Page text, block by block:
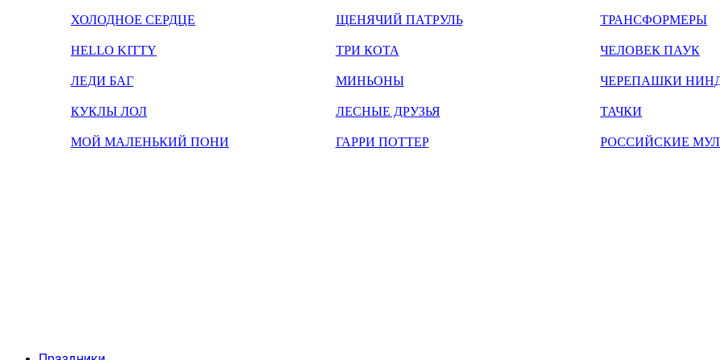
ХОЛОДНОЕ СЕРДЦЕ
HELLO KITTY
ЛЕДИ БАГ
КУКЛЫ ЛОЛ
МОЙ МАЛЕНЬКИЙ ПОНИ
ЩЕНЯЧИЙ ПАТРУЛЬ
ТРИ КОТА
МИНЬОНЫ
ЛЕСНЫЕ ДРУЗЬЯ
ГАРРИ ПОТТЕР
ТРАНСФОРМЕРЫ
ЧЕЛОВЕК ПАУК
ЧЕРЕПАШКИ
ТАЧКИ
РОССИЙСКИЕ